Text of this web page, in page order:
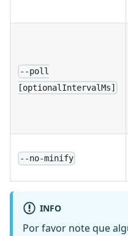
--poll
[optionalIntervalMs]
--no-minify
INFO
Por favor note que